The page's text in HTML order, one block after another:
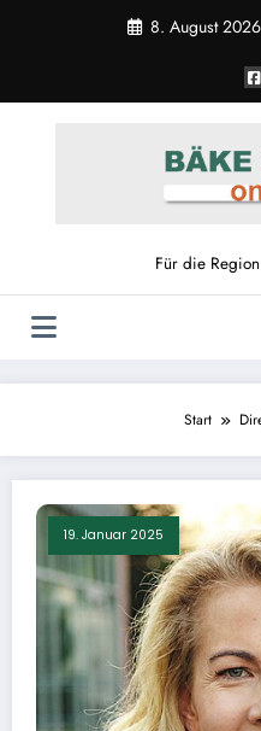
8. August 2026
Für die
Start
19. Januar 2025